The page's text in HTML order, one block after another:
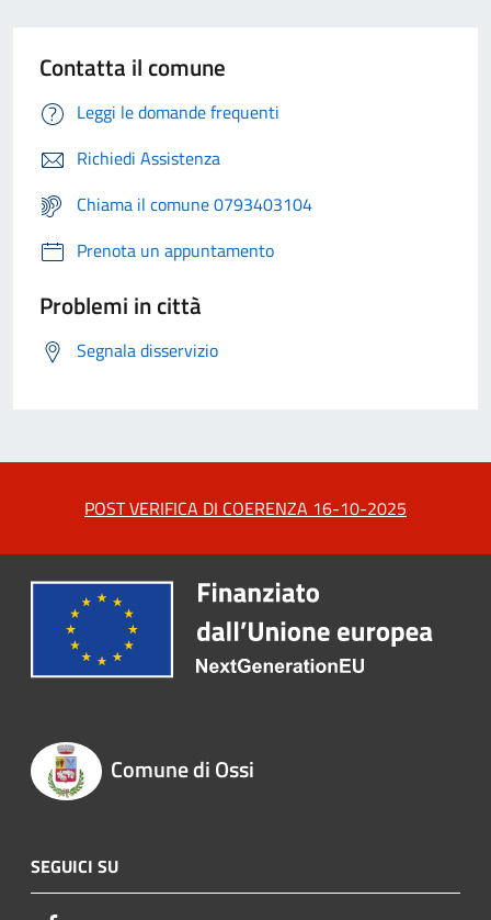
Contatta il comune
Leggi le domande frequenti
Richiedi Assistenza
Chiama il comune 0793403104
Prenota un appuntamento
Problemi in città
Segnala disservizio
POST VERIFICA DI COERENZA 16-10-2025
Comune di Ossi
SEGUICI SU